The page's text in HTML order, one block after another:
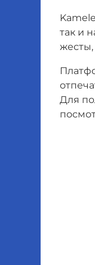
так и
жесты,
Для